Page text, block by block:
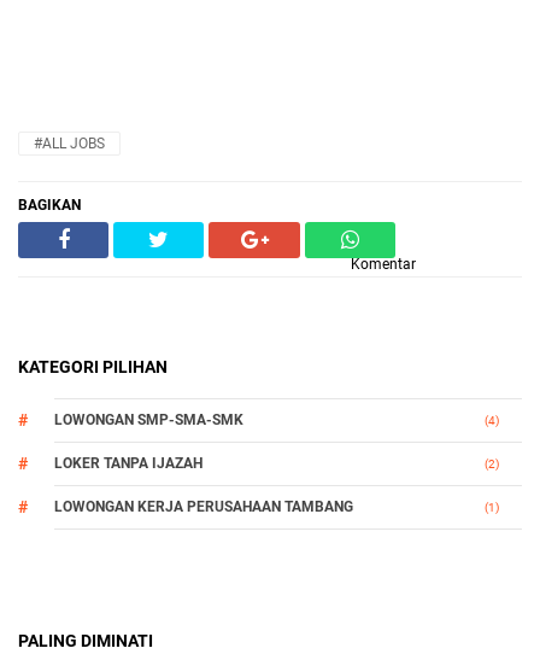
#ALL JOBS
BAGIKAN
Komentar
KATEGORI PILIHAN
LOWONGAN SMP-SMA-SMK (4)
LOKER TANPA IJAZAH (2)
LOWONGAN KERJA PERUSAHAAN TAMBANG (1)
PALING DIMINATI